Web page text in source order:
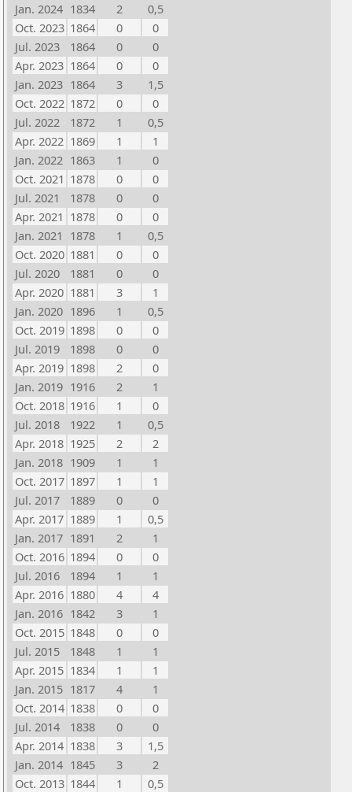
Jan. 2024 1834 2
0,5
Oct. 2023 1864 0
0
Jul. 2023
1864 0
0
Apr. 2023 1864 0
0
Jan. 2023 1864 3
1,5
Oct. 2022 1872 0
0
Jul. 2022
1872 1
0,5
Apr. 2022 1869 1
1
Jan. 2022 1863 1
0
Oct. 2021 1878 0
0
Jul. 2021
1878 0
0
Apr. 2021 1878 0
0
Jan. 2021 1878 1
0,5
Oct. 2020 1881 0
0
Jul. 2020
1881 0
0
Apr. 2020 1881 3
1
Jan. 2020 1896 1
0,5
Oct. 2019 1898 0
0
Jul. 2019
1898 0
0
Apr. 2019 1898 2
0
Jan. 2019 1916 2
1
Oct. 2018 1916 1
0
Jul. 2018
1922 1
0,5
Apr. 2018 1925 2
2
Jan. 2018 1909 1
1
Oct. 2017 1897 1
1
Jul. 2017
1889 0
0
Apr. 2017 1889 1
0,5
Jan. 2017 1891 2
1
Oct. 2016 1894 0
0
Jul. 2016
1894 1
1
Apr. 2016 1880 4
4
Jan. 2016 1842 3
1
Oct. 2015 1848 0
0
Jul. 2015
1848 1
1
Apr. 2015 1834 1
1
Jan. 2015 1817 4
1
Oct. 2014 1838 0
0
Jul. 2014
1838 0
0
Apr. 2014 1838 3
1,5
Jan. 2014 1845 3
2
Oct. 2013 1844 1
0,5